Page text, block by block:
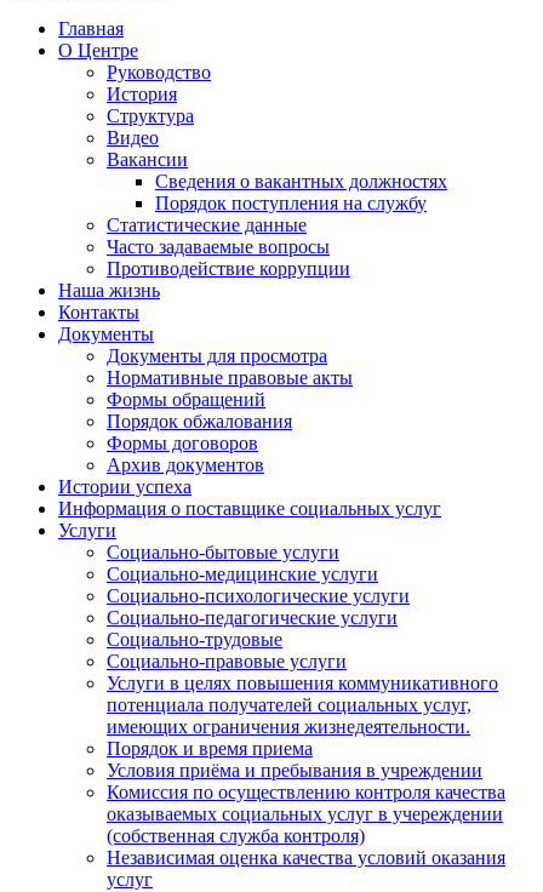
Главная
О Центре
Руководство
История
Структура
Видео
Вакансии
Сведения о вакантных должностях
Порядок поступления на службу
Статистические данные
Часто задаваемые вопросы
Противодействие коррупции
Наша жизнь
Контакты
Документы
Документы для просмотра
Нормативные правовые акты
Формы обращений
Порядок обжалования
Формы договоров
Архив документов
Истории успеха
Информация о поставщике социальных услуг
Услуги
Социально-бытовые услуги
Социально-медицинские услуги
Социально-психологические услуги
Социально-педагогические услуги
Социально-трудовые
Социально-правовые услуги
Услуги в целях повышения коммуникативного
потенциала получателей социальных услуг,
имеющих ограничения жизнедеятельности.
Порядок и время приема
Условия приёма и пребывания в учреждении
Комиссия по осуществлению контроля качества
оказываемых социальных услуг в учереждении
(собственная служба контроля)
Независимая оценка качества условий оказания
услуг